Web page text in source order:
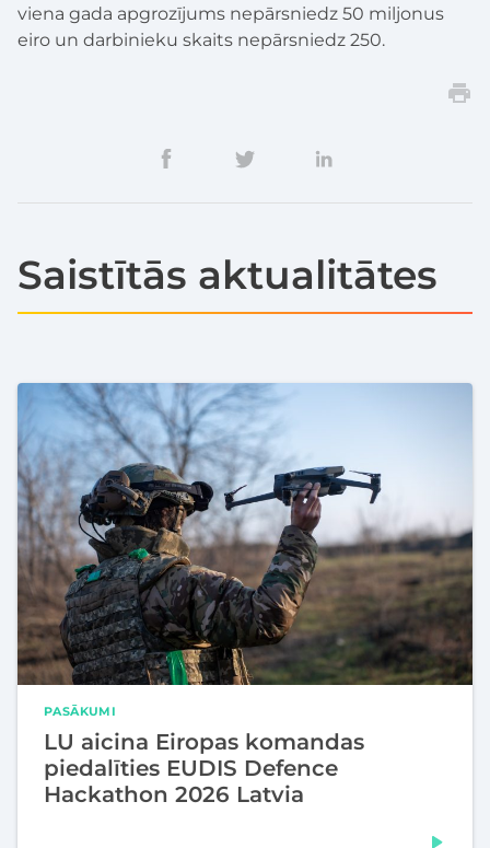
viena gada apgrozījums nepārsniedz 50 miljonus
eiro un darbinieku skaits nepārsniedz 250.
Saistītās aktualitātes
PASĀKUMI
LU aicina Eiropas komandas
piedalīties EUDIS Defence
Hackathon 2026 Latvia